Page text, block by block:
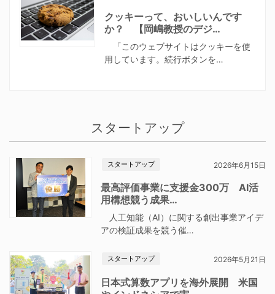
クッキーって、おいしいんです
か？ 【岡嶋教授のデジ…
「このウェブサイトはクッキーを使
用しています。続行ボタンを…
スタートアップ
スタートアップ 2026年6月15日
最高評価事業に支援金300万 AI活
用構想競う成果…
人工知能（AI）に関する創出事業アイデ
アの検証成果を競う催…
スタートアップ 2026年5月21日
日本式算数アプリを海外展開 米国